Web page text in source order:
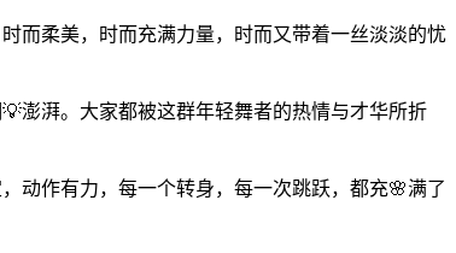
而柔美，时而充满力量，时而又带着一丝淡淡的忧
澎湃。大家都被这群年轻舞者的热情与才华所折
动作有力，每一个转身，每一次跳跃，都充🌸满了